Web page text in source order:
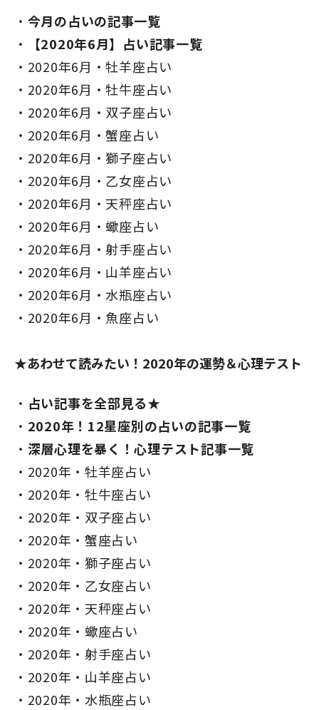
今月の占いの記事一覧
【2020年6月】占い記事一覧
2020年6月・牡羊座占い
2020年6月・牡牛座占い
2020年6月・双子座占い
2020年6月・蟹座占い
2020年6月・獅子座占い
2020年6月・乙女座占い
2020年6月・天秤座占い
2020年6月・蠍座占い
2020年6月・射手座占い
2020年6月・山羊座占い
2020年6月・水瓶座占い
2020年6月・魚座占い
★あわせて読みたい！2020年の運勢＆心理テスト
占い記事を全部見る★
2020年！12星座別の占いの記事一覧
深層心理を暴く！心理テスト記事一覧
2020年・牡羊座占い
2020年・牡牛座占い
2020年・双子座占い
2020年・蟹座占い
2020年・獅子座占い
2020年・乙女座占い
2020年・天秤座占い
2020年・蠍座占い
2020年・射手座占い
2020年・山羊座占い
2020年・水瓶座占い